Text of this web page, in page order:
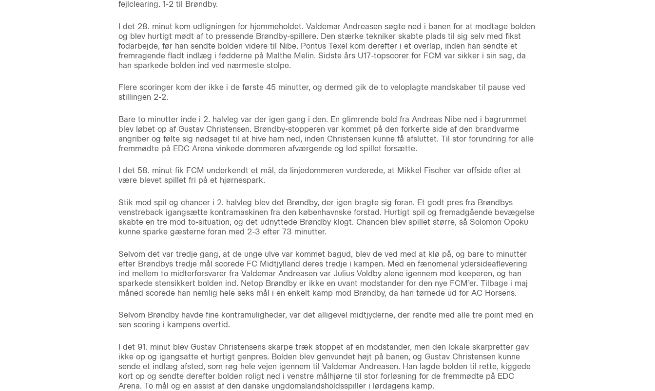
fejlclearing. 1-2 til Brøndby.
I det 28. minut kom udligningen for hjemmeholdet. Valdemar Andreasen søgte ned i banen for at modtage bolden
og blev hurtigt mødt af to pressende Brøndby-spillere. Den stærke tekniker skabte plads til sig selv med fikst
fodarbejde, før han sendte bolden videre til Nibe. Pontus Texel kom derefter i et overlap, inden han sendte et
fremragende fladt indlæg i fødderne på Malthe Melin. Sidste års U17-topscorer for FCM var sikker i sin sag, da
han sparkede bolden ind ved nærmeste stolpe.
Flere scoringer kom der ikke i de første 45 minutter, og dermed gik de to veloplagte mandskaber til pause ved
stillingen 2-2.
Bare to minutter inde i 2. halvleg var der igen gang i den. En glimrende bold fra Andreas Nibe ned i bagrummet
blev løbet op af Gustav Christensen. Brøndby-stopperen var kommet på den forkerte side af den brandvarme
angriber og følte sig nødsaget til at hive ham ned, inden Christensen kunne få afsluttet. Til stor forundring for alle
fremmødte på EDC Arena vinkede dommeren afværgende og lod spillet forsætte.
I det 58. minut fik FCM underkendt et mål, da linjedommeren vurderede, at Mikkel Fischer var offside efter at
være blevet spillet fri på et hjørnespark.
Stik mod spil og chancer i 2. halvleg blev det Brøndby, der igen bragte sig foran. Et godt pres fra Brøndbys
venstreback igangsætte kontramaskinen fra den københavnske forstad. Hurtigt spil og fremadgående bevægelse
skabte en tre mod to-situation, og det udnyttede Brøndby klogt. Chancen blev spillet større, så Solomon Opoku
kunne sparke gæsterne foran med 2-3 efter 73 minutter.
Selvom det var tredje gang, at de unge ulve var kommet bagud, blev de ved med at klø på, og bare to minutter
efter Brøndbys tredje mål scorede FC Midtjylland deres tredje i kampen. Med en fænomenal ydersideaflevering
ind mellem to midterforsvarer fra Valdemar Andreasen var Julius Voldby alene igennem mod keeperen, og han
sparkede stensikkert bolden ind. Netop Brøndby er ikke en uvant modstander for den nye FCM’er. Tilbage i maj
måned scorede han nemlig hele seks mål i en enkelt kamp mod Brøndby, da han tørnede ud for AC Horsens.
Selvom Brøndby havde fine kontramuligheder, var det alligevel midtjyderne, der rendte med alle tre point med en
sen scoring i kampens overtid.
I det 91. minut blev Gustav Christensens skarpe træk stoppet af en modstander, men den lokale skarpretter gav
ikke op og igangsatte et hurtigt genpres. Bolden blev genvundet højt på banen, og Gustav Christensen kunne
sende et indlæg afsted, som røg hele vejen igennem til Valdemar Andreasen. Han lagde bolden til rette, kiggede
kort op og sendte derefter bolden roligt ned i venstre målhjørne til stor forløsning for de fremmødte på EDC
Arena. To mål og en assist af den danske ungdomslandsholdsspiller i lørdagens kamp.